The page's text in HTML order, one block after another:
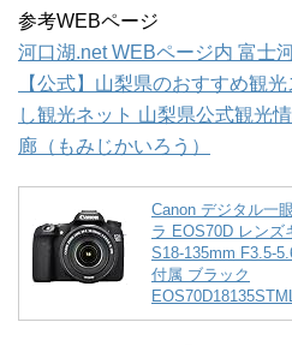
参考WEBページ
河口湖.net WEBページ内 富士
【公式】山梨県のおすすめ観
し観光ネット 山梨県公式観光
廊（もみじかいろう）
Canon デジタル一
ラ EOS70D レンズ
S18-135mm F3.5-
付属 ブラック